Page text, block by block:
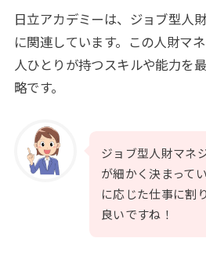
日立アカデミーは、ジョブ型人
に関連しています。この人財マ
人ひとりが持つスキルや能力を
略です。
ジョブ型人財マネ
が細かく決まって
に応じた仕事に割
良いですね！